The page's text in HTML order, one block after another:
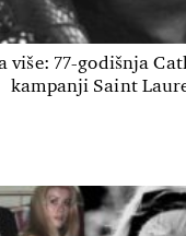
više: 77-godišnja
kampanji Saint